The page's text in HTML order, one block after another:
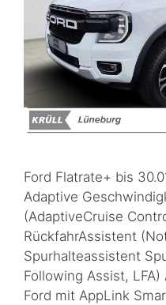
Ford Flatrate+ bis
Adaptive
(AdaptiveCruise
RückfahrAssistent
Spurhalteassistent
Following Assist,
Ford mit AppLink